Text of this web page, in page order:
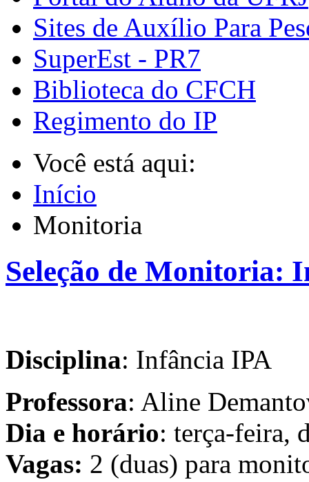
Sites de Auxílio Para
SuperEst - PR7
Biblioteca do CFCH
Regimento do IP
Você está aqui:
Início
Monitoria
Seleção de Monitoria:
Disciplina: Infância IPA
Professora: Aline
Dia e horário: terça-feira,
Vagas: 2 (duas) para